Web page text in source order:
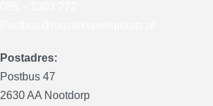
Postadres:
Postbus 47
2630 AA Nootdorp